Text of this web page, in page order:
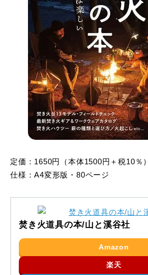
定価：1650円（本体1500円＋税10％）
仕様：A4変形版・80ページ
焚き火道具の本/山と溪谷社
Amazon
楽天